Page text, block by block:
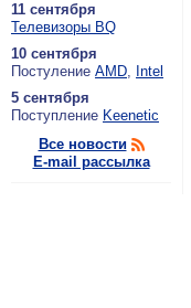
11 сентября
Теле­ви­зо­ры BQ
10 сентября
По­сту­ле­ние AMD, Intel
5 сентября
По­ступ­ле­ние Keenetic
Все новости
E-mail рассылка